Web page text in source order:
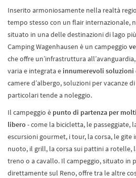
Inserito armoniosamente nella realtà
tempo stesso con un flair internazionale,
situato in una delle destinazioni di lago
Camping Wagenhausen è un campeggio
che offre un’infrastruttura
varia e integrata e innumerevoli soluzioni
camere d’albergo, soluzioni per vacanze
particolari tende a noleggio.
Il campeggio è punto di partenza per
libero - come la bicicletta, le passeggiate,
escursioni gourmet, i tour, la corsa, le gite
nuoto, il grill, la corsa sui pattini a rotelle,
treno o a cavallo. Il campeggio, situato in
direttamente sul Reno, offre tra le altre